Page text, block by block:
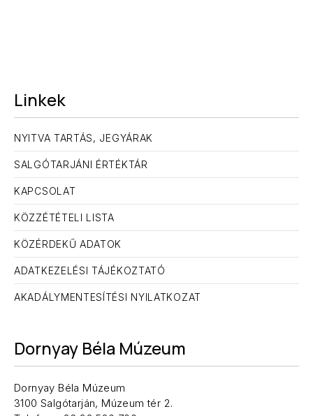
Linkek
NYITVA TARTÁS, JEGYÁRAK
SALGÓTARJÁNI ÉRTÉKTÁR
KAPCSOLAT
KÖZZÉTÉTELI LISTA
KÖZÉRDEKŰ ADATOK
ADATKEZELÉSI TÁJÉKOZTATÓ
AKADÁLYMENTESÍTÉSI NYILATKOZAT
Dornyay Béla Múzeum
Dornyay Béla Múzeum
3100 Salgótarján, Múzeum tér 2.
ELŐZŐ